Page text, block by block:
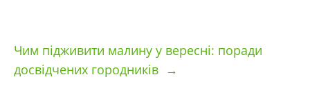
Чим підживити малину у вересні: поради
досвідчених городників →